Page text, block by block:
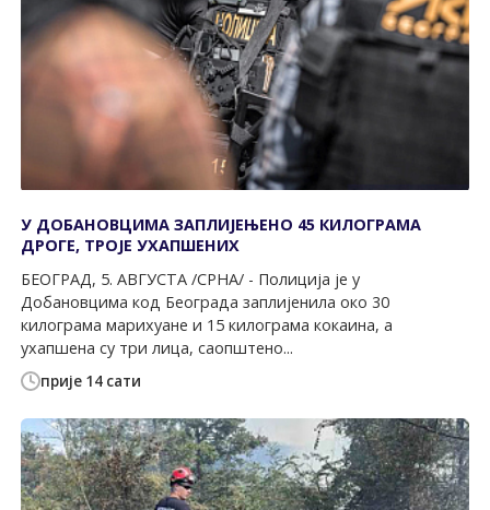
прије 14 сати
У ДОБАНОВЦИМА ЗАПЛИЈЕЊЕНО 45 КИЛОГРАМА
ДРОГЕ, ТРОЈЕ УХАПШЕНИХ
БЕОГРАД, 5. АВГУСТА /СРНА/ - Полиција је у
Добановцима код Београда заплијенила око 30
килограма марихуане и 15 килограма кокаина, а
ухапшена су три лица, саопштено...